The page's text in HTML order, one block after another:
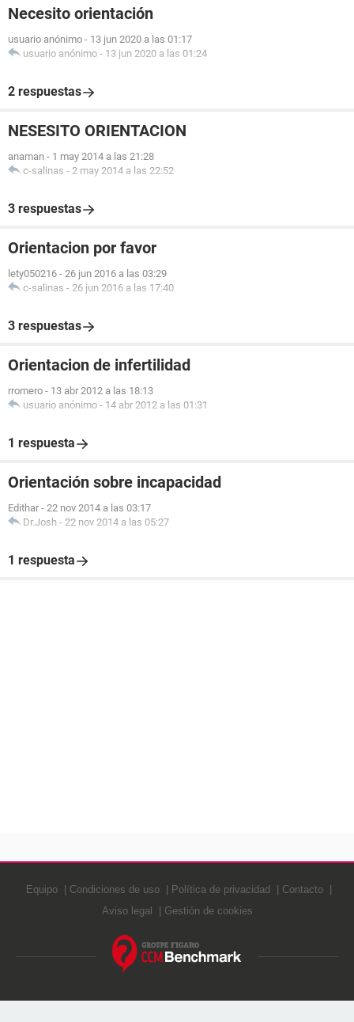
Necesito orientación
usuario anónimo - 13 jun 2020 a las 01:17
usuario anónimo - 13 jun 2020 a las 01:24
2 respuestas
NESESITO ORIENTACION
anaman - 1 may 2014 a las 21:28
c-salinas - 2 may 2014 a las 22:52
3 respuestas
Orientacion por favor
lety050216 - 26 jun 2016 a las 03:29
c-salinas - 26 jun 2016 a las 17:40
3 respuestas
Orientacion de infertilidad
rromero - 13 abr 2012 a las 18:13
usuario anónimo - 14 abr 2012 a las 01:31
1 respuesta
Orientación sobre incapacidad
Edithar - 22 nov 2014 a las 03:17
Dr.Josh - 22 nov 2014 a las 05:27
1 respuesta
Equipo Condiciones de uso Política de privacidad
Contacto
Aviso legal
Gestión de cookies